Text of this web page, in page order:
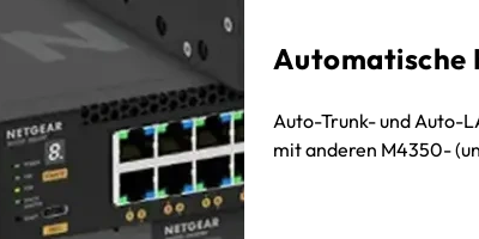
Automatische
Auto-Trunk- und Auto-
mit anderen M4350-